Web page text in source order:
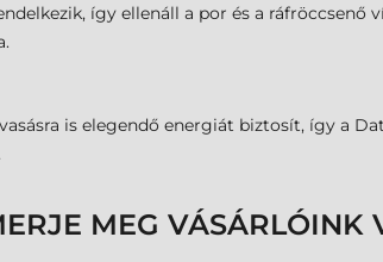
így ellenáll a por és a ráfröccsenő
is elegendő energiát biztosít, így a
MEG VÁSÁRLÓINK